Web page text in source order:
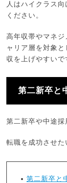
人はハイクラス
ください。
高年収帯やマネ
ャリア層を対象
収を上げやすいで
第二新卒と
第二新卒や中途採
転職を成功させた
第二新卒と